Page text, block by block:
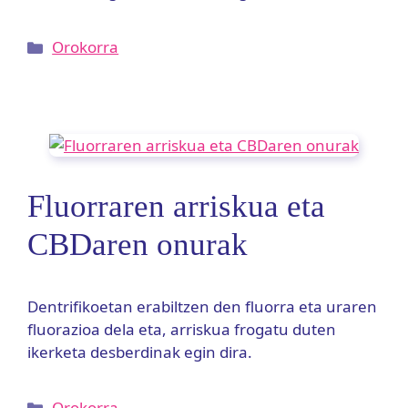
Kategoriak
Orokorra
Fluorraren arriskua eta
CBDaren onurak
Dentrifikoetan erabiltzen den fluorra eta uraren
fluorazioa dela eta, arriskua frogatu duten
ikerketa desberdinak egin dira.